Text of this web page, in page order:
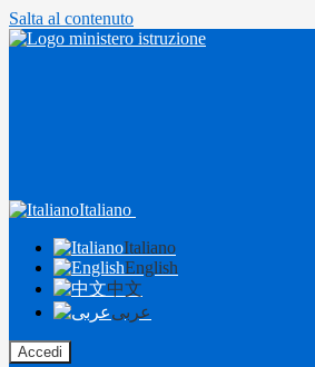
Salta al contenuto
Italiano
Italiano
English
中文
عربى
Accedi